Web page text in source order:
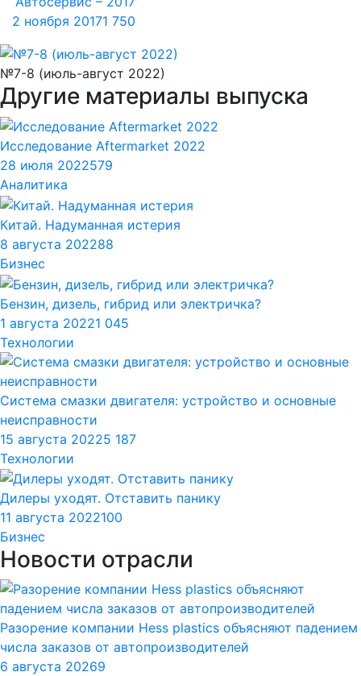
2 ноября 20171 750
№7-8 (июль-август 2022)
Другие материалы выпуска
Исследование Aftermarket 2022
28 июля 2022579
Аналитика
Китай. Надуманная истерия
8 августа 202288
Бизнес
Бензин, дизель, гибрид или электричка?
1 августа 20221 045
Технологии
Система смазки двигателя: устройство и основные
неисправности
15 августа 20225 187
Технологии
Дилеры уходят. Отставить панику
11 августа 2022100
Бизнес
Новости отрасли
Разорение компании Hess plastics объясняют падением
числа заказов от автопроизводителей
6 августа 20269